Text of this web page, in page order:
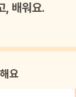
, 배워요.
요